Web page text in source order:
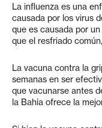
La influenza es una
causada por los virus
que es causada por
que el resfriado
La vacuna contra la
semanas en ser
que vacunarse antes
la Bahía ofrece la